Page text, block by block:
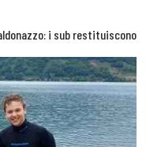
i sub restituiscono